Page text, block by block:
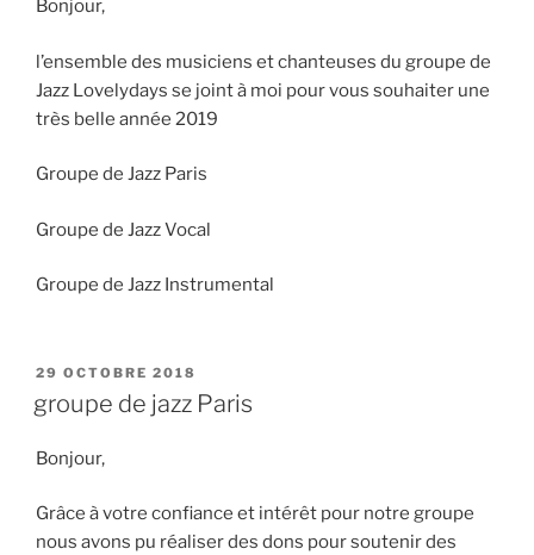
Bonjour,
l’ensemble des musiciens et chanteuses du groupe de
Jazz Lovelydays se joint à moi pour vous souhaiter une
très belle année 2019
Groupe de Jazz Paris
Groupe de Jazz Vocal
Groupe de Jazz Instrumental
PUBLIÉ
29 OCTOBRE 2018
groupe de jazz Paris
Bonjour,
Grâce à votre confiance et intérêt pour notre groupe
nous avons pu réaliser des dons pour soutenir des